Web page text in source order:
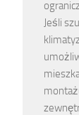
Jeśli